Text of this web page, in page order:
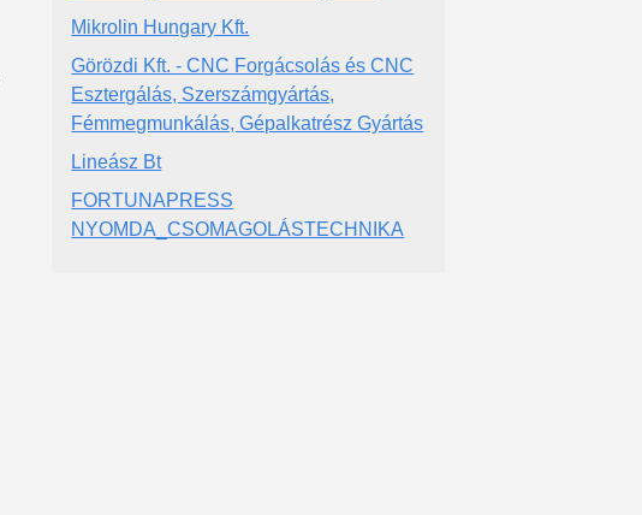
Mikrolin Hungary Kft.
Görözdi Kft. - CNC Forgácsolás és CNC
Esztergálás, Szerszámgyártás,
Fémmegmunkálás, Gépalkatrész Gyártás
Lineász Bt
FORTUNAPRESS
NYOMDA_CSOMAGOLÁSTECHNIKA